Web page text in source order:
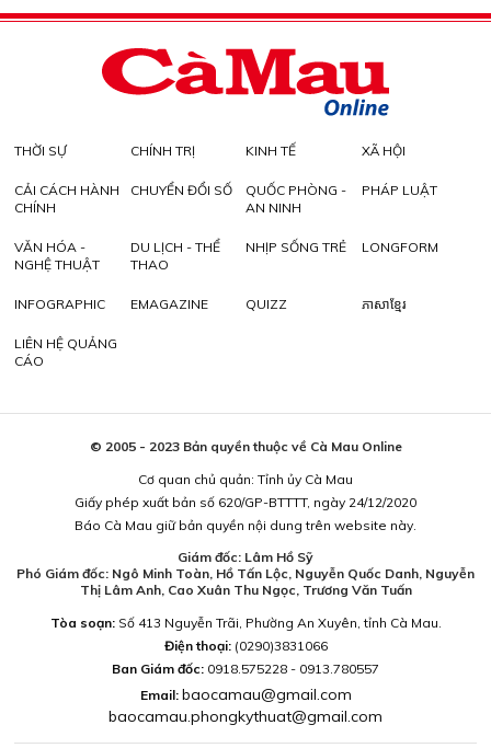
THỜI SỰ CHÍNH TRỊ KINH TẾ XÃ HỘI
CẢI CÁCH HÀNH
CHÍNH
CHUYỂN ĐỔI SỐ
QUỐC PHÒNG -
AN NINH
PHÁP LUẬT
VĂN HÓA -
NGHỆ THUẬT
DU LỊCH - THỂ
THAO
NHỊP SỐNG TRẺ LONGFORM
INFOGRAPHIC EMAGAZINE QUIZZ ភាសាខ្មែរ
LIÊN HỆ QUẢNG
CÁO
© 2005 - 2023 Bản quyền thuộc về Cà Mau Online
Cơ quan chủ quản: Tỉnh ủy Cà Mau
Giấy phép xuất bản số 620/GP-BTTTT, ngày 24/12/2020
Báo Cà Mau giữ bản quyền nội dung trên website này.
Giám đốc: Lâm Hồ Sỹ
Phó Giám đốc: Ngô Minh Toàn, Hồ Tấn Lộc, Nguyễn Quốc Danh, Nguyễn
Thị Lâm Anh, Cao Xuân Thu Ngọc, Trương Văn Tuấn
Tòa soạn:Số 413 Nguyễn Trãi, Phường An Xuyên, tỉnh Cà Mau.
Điện thoại: (0290)3831066
Ban Giám đốc: 0918.575228 - 0913.780557
Email: baocamau@gmail.com
baocamau.phongkythuat@gmail.com